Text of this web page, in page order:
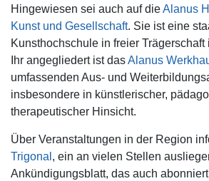
Hingewiesen sei auch auf dieAlanus
Kunst und Gesellschaft. Sie ist eine
Kunsthochschule in freier Trägerschaft
Ihr angegliedert ist dasAlanus
umfassenden Aus- und
insbesondere in künstlerischer,
therapeutischer Hinsicht.
Über Veranstaltungen in der Region
Trigonal , ein an vielen Stellen
Ankündigungsblatt, das auch